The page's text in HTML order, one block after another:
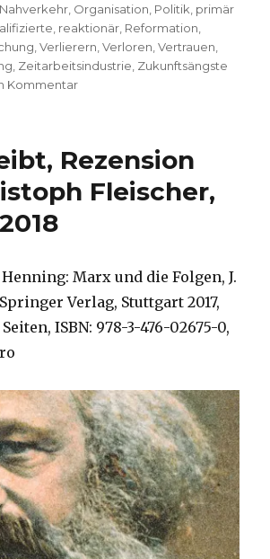
Nahverkehr Organisation Politik primär
reaktionär Reformation
,Verlierern ,Verloren ,Vertrauen
Zeitarbeitsindustrie Zukunftsängste
Kommentarzu
Kirchentag
Niklas
Rezension
Fleischer,
Marx und die Folgen, J.
Verlag, Stuttgart 2017,
ISBN: 978-3-476-02675-0,